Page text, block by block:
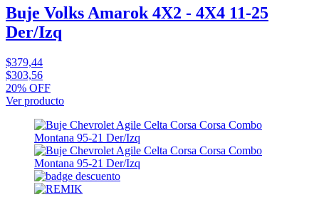
Buje Volks Amarok 4X2 - 4X4 11-25
Der/Izq
$379,44
$303,56
20% OFF
Ver producto